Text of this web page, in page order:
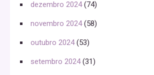
dezembro 2024(74)
novembro 2024(58)
outubro 2024(53)
setembro 2024(31)